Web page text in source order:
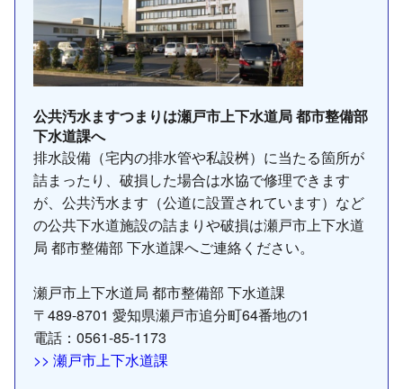
公共汚水ますつまりは瀬戸市上下水道局 都市整備部
下水道課へ
排水設備（宅内の排水管や私設桝）に当たる箇所が
詰まったり、破損した場合は水協で修理できます
が、公共汚水ます（公道に設置されています）など
の公共下水道施設の詰まりや破損は瀬戸市上下水道
局 都市整備部 下水道課へご連絡ください。
瀬戸市上下水道局 都市整備部 下水道課
〒489-8701 愛知県瀬戸市追分町64番地の1
電話：0561-85-1173
>> 瀬戸市上下水道課